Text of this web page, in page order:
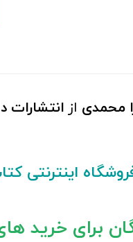
محمدی از انتشارات
اینترنتی
خرید های بالای 5